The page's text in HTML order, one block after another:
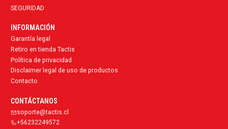
SEGURIDAD
INFORMACIÓN
Garantía legal
Retiro en tienda Tactis
Política de privacidad
Disclaimer legal de uso de productos
Contacto
CONTÁCTANOS
soporte@tactis.cl
+56232249572